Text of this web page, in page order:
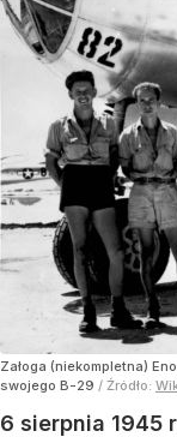
Załoga (niekompletna)
swojego B-29 / Źródło:
6 sierpnia 1945